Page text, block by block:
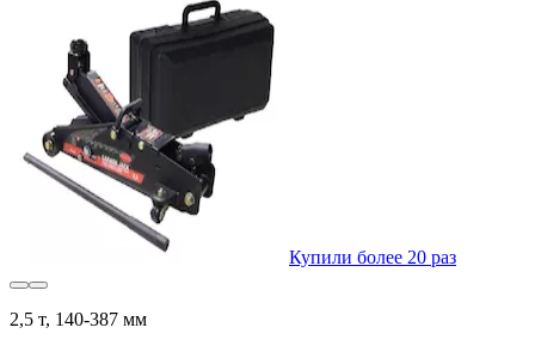
Купили более 20 раз
2,5 т, 140-387 мм